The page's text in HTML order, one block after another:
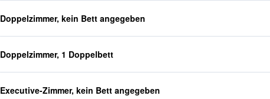
Doppelzimmer, kein Bett angegeben
Doppelzimmer, 1 Doppelbett
Executive-Zimmer, kein Bett angegeben